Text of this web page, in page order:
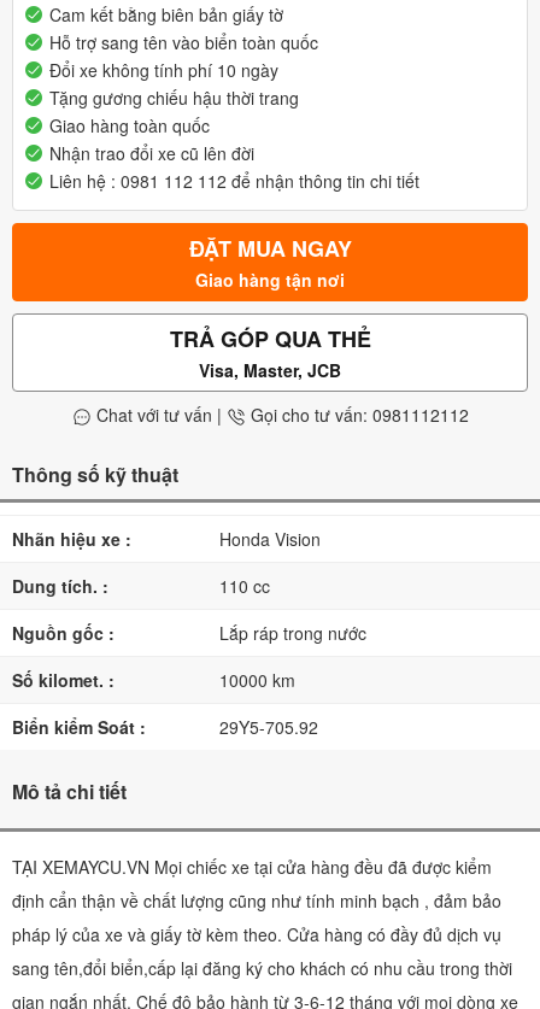
Cam kết bằng biên bản giấy tờ
Hỗ trợ sang tên vào biển toàn quốc
Đổi xe không tính phí 10 ngày
Tặng gương chiếu hậu thời trang
Giao hàng toàn quốc
Nhận trao đổi xe cũ lên đời
Liên hệ : 0981 112 112 để nhận thông tin chi tiết
ĐẶT MUA NGAY
Giao hàng tận nơi
TRẢ GÓP QUA THẺ
Visa, Master, JCB
Chat với tư vấn | Gọi cho tư vấn: 0981112112
Thông số kỹ thuật
Nhãn hiệu xe :
Honda Vision
Dung tích. :
110 cc
Nguồn gốc :
Lắp ráp trong nước
Số kilomet. :
10000 km
Biển kiểm Soát :
29Y5-705.92
Mô tả chi tiết
TẠI XEMAYCU.VN Mọi chiếc xe tại cửa hàng đều đã được kiểm
định cẩn thận về chất lượng cũng như tính minh bạch , đảm bảo
pháp lý của xe và giấy tờ kèm theo. Cửa hàng có đầy đủ dịch vụ
sang tên,đổi biển,cấp lại đăng ký cho khách có nhu cầu trong thời
gian ngắn nhất. Chế độ bảo hành từ 3-6-12 tháng với mọi dòng xe